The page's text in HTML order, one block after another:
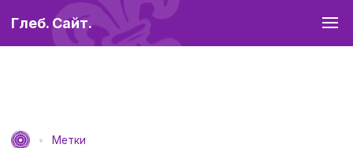
Глеб. Сайт.
Метки